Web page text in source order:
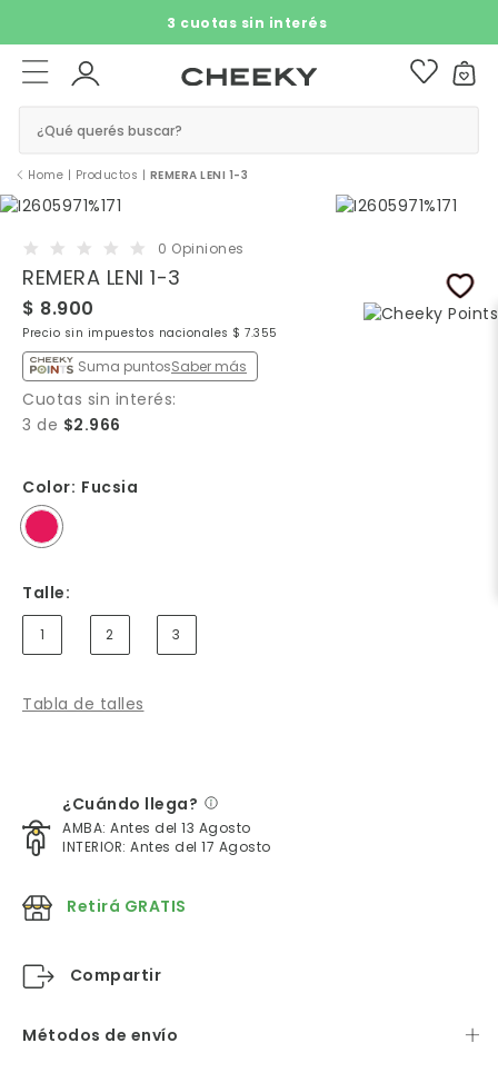
Retiro Pick Up Gratis ​​Ver más
¿Qué querés buscar?
Home | Productos | REMERA LENI 1-3
0 Opiniones
REMERA LENI 1-3
$ 8.900
Precio sin impuestos nacionales $ 7.355
Suma puntosSaber más
Cuotas sin interés:
3 de $2.966
Color: Fucsia
Talle:
1 2 3
Tabla de talles
¿Cuándo llega?
AMBA: Antes del 13 Agosto
INTERIOR: Antes del 17 Agosto
Retirá GRATIS
Compartir
Métodos de envío